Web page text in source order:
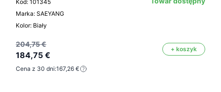
Kod: 101345
Marka: SAEYANG
Kolor: Biały
204,75 €
184,75 €
+ koszyk
Cena z 30 dni:167,26 €